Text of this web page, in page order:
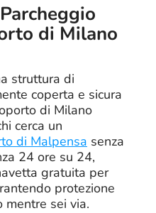
di Milano
struttura di
coperta e sicura
di Milano
cerca un
di Malpensa senza
24 ore su 24,
gratuita per
protezione
mentre sei via.